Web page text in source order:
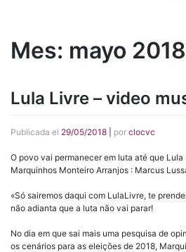
Mes: mayo 2018
Lula Livre – video
Publicada el 29/05/2018 por clocvc
O povo vai permanecer em luta até que
Marquinhos Monteiro Arranjos : Marcus
«Só sairemos daqui com LulaLivre, te
não adianta que a luta não vai parar!
No dia em que sai mais uma pesquisa de
os cenários para as eleições de 2018,